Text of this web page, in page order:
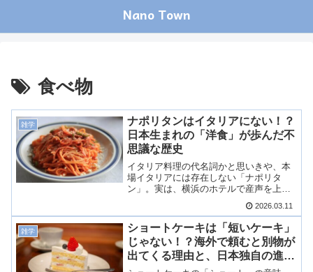
Nano Town
食べ物
雑学
ナポリタンはイタリアにない！？
日本生まれの「洋食」が歩んだ不
思議な歴史
イタリア料理の代名詞かと思いきや、本
場イタリアには存在しない「ナポリタ
ン」。実は、横浜のホテルで産声を上
まれの料理です。なぜイタリアの名前が
ついているのか、なぜパスタではなく
「スパゲッティ」と呼びたくなるのか。
今回は、ナポリタンが日本の国民食にな
るまでの数奇な運命を紐解きます！
2026.03.11
雑学
ショートケーキは「短いケーキ」
じゃない！？海外で頼むと別物が
出てくる理由と、日本独自の進化